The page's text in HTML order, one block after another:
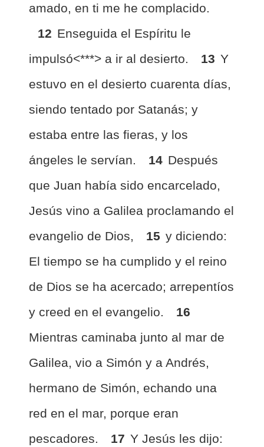
amado, en ti me he complacido.
12 Enseguida el Espíritu le
impulsó<***> a ir al desierto.
13 Y
estuvo en el desierto cuarenta días,
siendo tentado por Satanás; y
estaba entre las fieras, y los
ángeles le servían.
14 Después
que Juan había sido encarcelado,
Jesús vino a Galilea proclamando el
evangelio de Dios,
15 y diciendo:
El tiempo se ha cumplido y el reino
de Dios se ha acercado; arrepentíos
y creed en el evangelio.
16
Mientras caminaba junto al mar de
Galilea, vio a Simón y a Andrés,
hermano de Simón, echando una
red en el mar, porque eran
pescadores.
17 Y Jesús les dijo: